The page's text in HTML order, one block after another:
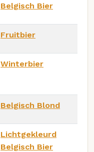
Belgisch Bier
Fruitbier
Winterbier
Belgisch Blond
Lichtgekleurd
Belgisch Bier